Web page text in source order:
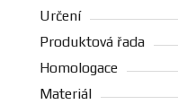
Určení
Produktová řada
Homologace
Materiál